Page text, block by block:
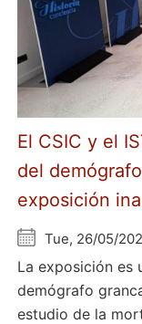
El CSIC y el
del
exposición
Tue, 26/05/
La exposición es
demógrafo
estudio de la